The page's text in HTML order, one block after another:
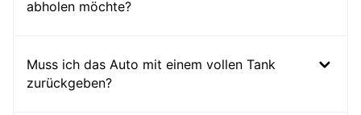
abholen möchte?
Muss ich das Auto mit einem vollen Tank
zurückgeben?